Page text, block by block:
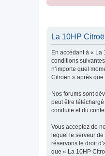
La 10HP
En accédant à « La
conditions
n’importe quel
Citroën » après
Nos forums sont
peut être téléchargé
conduite et du
Vous acceptez de
lequel le serveur
réservons le droit
que « La 10HP